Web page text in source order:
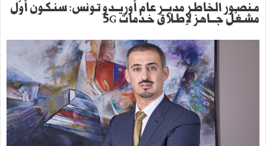
مـنصـور الخاطـر مديــر عام أوريــدو تـونس: سنـكـون أوّل
مشـغّل جـــاهز لإطـلاق خـدمات 5G